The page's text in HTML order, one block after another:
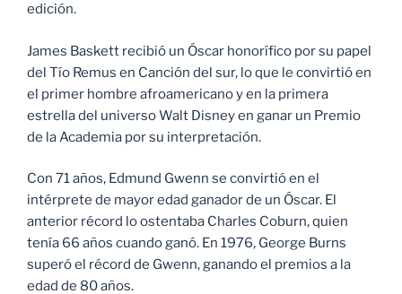
edición.
James Baskett recibió un Óscar honorífico por su papel
del Tío Remus en Canción del sur, lo que le convirtió en
el primer hombre afroamericano y en la primera
estrella del universo Walt Disney en ganar un Premio
de la Academia por su interpretación.
Con 71 años, Edmund Gwenn se convirtió en el
intérprete de mayor edad ganador de un Óscar. El
anterior récord lo ostentaba Charles Coburn, quien
tenía 66 años cuando ganó. En 1976, George Burns
superó el récord de Gwenn, ganando el premios a la
edad de 80 años.